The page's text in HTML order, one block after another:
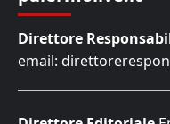
Direttore
email: